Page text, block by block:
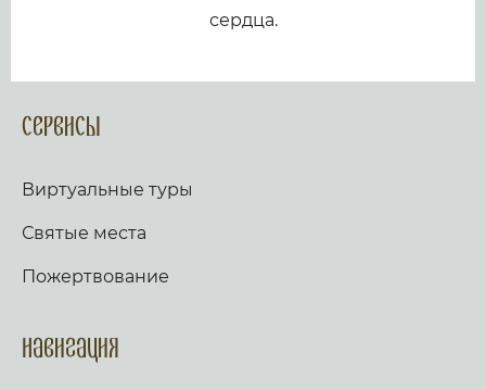
сердца.
Сервисы
Виртуальные туры
Святые места
Пожертвование
Навигация